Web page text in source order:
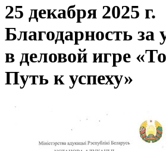
25 декабря 2025 г.
Благодарность за
в деловой игре
Путь к успеху»